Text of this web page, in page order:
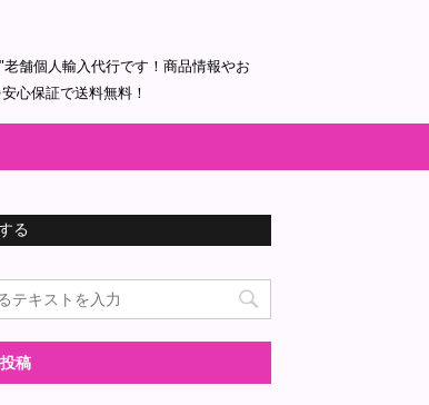
舗個人輸入代行です！商品情報やお
心保証で送料無料！
る
稿